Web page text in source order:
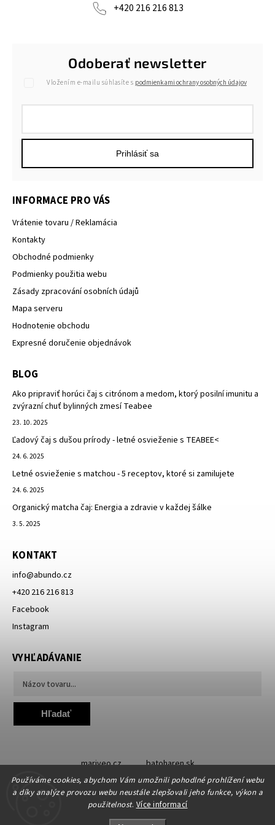
Používáme cookies, abychom Vám umožnili pohodlné prohlížení webu
a díky analýze provozu webu neustále zlepšovali jeho funkce, výkon a
použitelnost. Více informací
+420 216 216 813
INFORMACE PRO VÁS
Vrátenie tovaru / Reklamácia
Kontakty
Obchodné podmienky
Podmienky použitia webu
Zásady zpracování osobních údajů
Mapa serveru
Hodnotenie obchodu
Expresné doručenie objednávok
Odoberať newsletter
Vložením e-mailu súhlasíte s podmienkami ochrany osobných údajov
Prihlásiť sa
BLOG
Ako pripraviť horúci čaj s citrónom a medom, ktorý posilní imunitu a
zvýrazní chuť bylinných zmesí Teabee
23. 10. 2025
Ľadový čaj s dušou prírody - letné osvieženie s TEABEE<
24. 6. 2025
Letné osvieženie s matchou - 5 receptov, ktoré si zamilujete
24. 6. 2025
Organický matcha čaj: Energia a zdravie v každej šálke
3. 5. 2025
KONTAKT
info@abundo.cz
+420 216 216 813
Facebook
Instagram
VYHĽADÁVANIE
Hľadať
mariveo.cz batoharen.sk